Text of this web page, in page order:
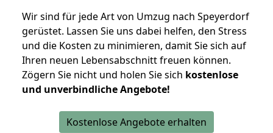
Wir sind für jede Art von Umzug nach Speyerdorf
gerüstet. Lassen Sie uns dabei helfen, den Stress
und die Kosten zu minimieren, damit Sie sich auf
Ihren neuen Lebensabschnitt freuen können.
Zögern Sie nicht und holen Sie sich kostenlose
und unverbindliche Angebote!
Kostenlose Angebote erhalten